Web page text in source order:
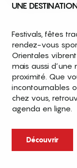
UNE
Festivals, fêtes
rendez-vous
Orientales
mais aussi
proximité. Que
incontournables
chez vous,
agenda en ligne.
Découvrir
Top
cet été
Entre
caractère
Pyrénées-
idéale